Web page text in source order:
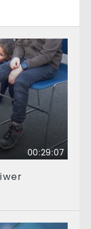
00:29:07